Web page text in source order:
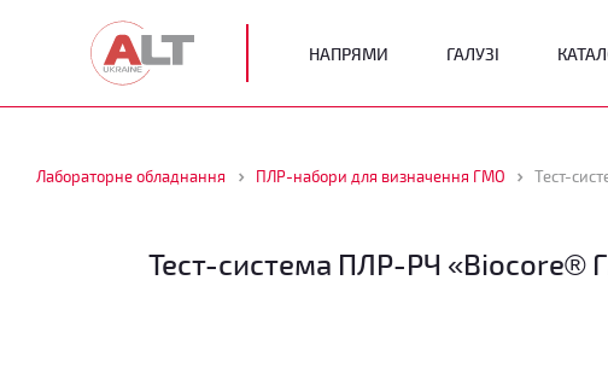
НАПРЯМИ ГАЛУЗІ
Лабораторне обладнання ПЛР-набори для визначення ГМО
Тест-система ПЛР-РЧ «Biocore®